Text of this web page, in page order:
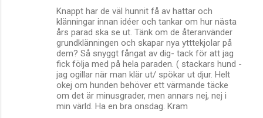
Knappt har de väl hunnit få av hattar och
klänningar innan idéer och tankar om hur nästa
års parad ska se ut. Tänk om de återanvänder
grundklänningen och skapar nya ytttekjolar på
dem? Så snyggt fångat av dig- tack för att jag
fick följa med på hela paraden. ( stackars hund -
jag ogillar när man klär ut/ spökar ut djur. Helt
okej om hunden behöver ett värmande täcke
om det är minusgrader, men annars nej, nej i
min värld. Ha en bra onsdag. Kram